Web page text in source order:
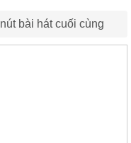
nút bài hát cuối cùng